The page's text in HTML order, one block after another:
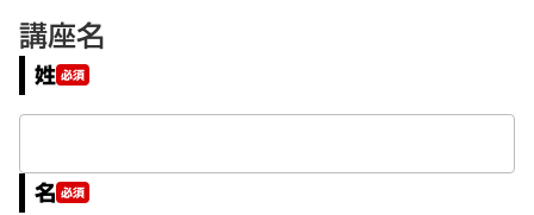
講座名
姓 必須
名 必須